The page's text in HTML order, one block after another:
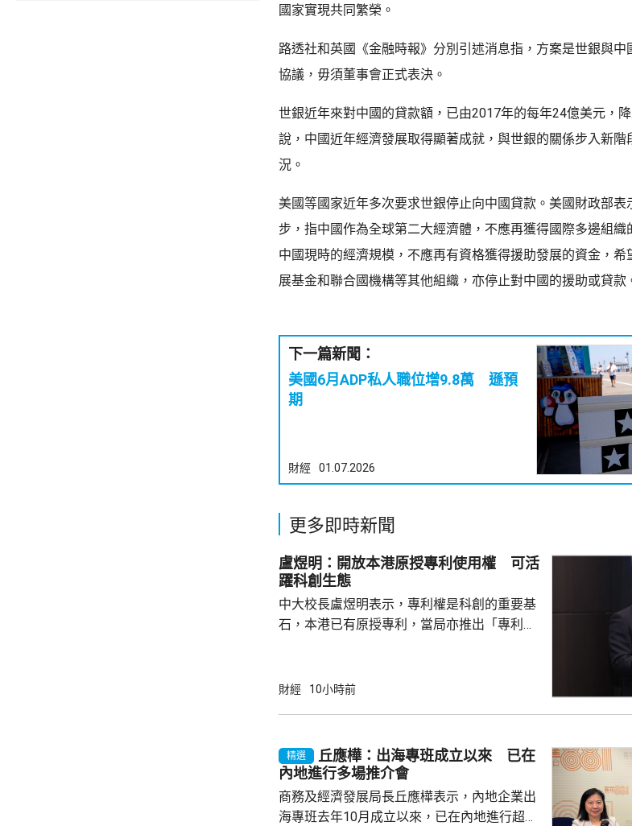
國家實現共同繁榮。
路透社和英國《金融時報》分別引述消息指，方案是世銀與
協議，毋須董事會正式表決。
世銀近年來對中國的貸款額，已由2017年的每年24億美元，
說，中國近年經濟發展取得顯著成就，與世銀的關係步入新
況。
美國等國家近年多次要求世銀停止向中國貸款。美國財政部
步，指中國作為全球第二大經濟體，不應再獲得國際多邊組
中國現時的經濟規模，不應再有資格獲得援助發展的資金，
展基金和聯合國機構等其他組織，亦停止對中國的援助或貸款
下一篇新聞：
美國6月ADP私人職位增9.8萬 遜預
期
財經 01.07.2026
更多即時新聞
盧煜明：開放本港原授專利使用權 可活
躍科創生態
中大校長盧煜明表示，專利權是科創的重要基
石，本港已有原授專利，當局亦推出「專利
使用，相信會有更多人來港申請專利，活躍本
產出獨角獸企業，必須依賴其他市場，例如大
灣區，及解決專利權方面弱點。盧煜明表示，
財經 10小時前
精選
丘應樺：出海專班成立以來 已在
內地進行多場推介會
商務及經濟發展局長丘應樺表示，內地企業出
海專班去年10月成立以來，已在內地進行超過